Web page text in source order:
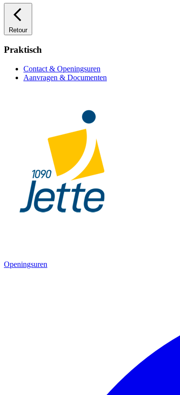
Retour
Praktisch
Contact & Openingsuren
Aanvragen & Documenten
Openingsuren